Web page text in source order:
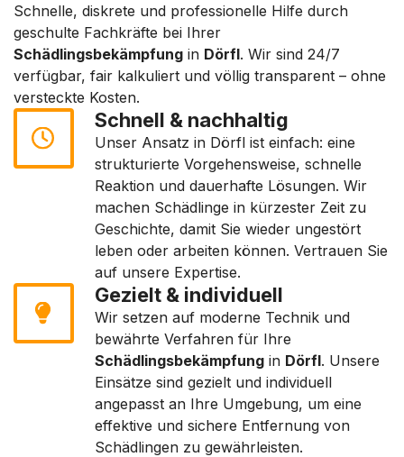
Schnelle, diskrete und professionelle Hilfe durch
geschulte Fachkräfte bei Ihrer
Schädlingsbekämpfung in Dörfl. Wir sind 24/7
verfügbar, fair kalkuliert und völlig transparent – ohne
versteckte Kosten.
Schnell & nachhaltig
Unser Ansatz in Dörfl ist einfach: eine
strukturierte Vorgehensweise, schnelle
Reaktion und dauerhafte Lösungen. Wir
machen Schädlinge in kürzester Zeit zu
Geschichte, damit Sie wieder ungestört
leben oder arbeiten können. Vertrauen Sie
auf unsere Expertise.
Gezielt & individuell
Wir setzen auf moderne Technik und
bewährte Verfahren für Ihre
Schädlingsbekämpfung in Dörfl. Unsere
Einsätze sind gezielt und individuell
angepasst an Ihre Umgebung, um eine
effektive und sichere Entfernung von
Schädlingen zu gewährleisten.